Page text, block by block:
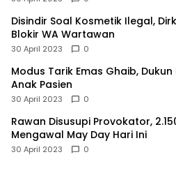
Disindir Soal Kosmetik Ilegal,
Blokir WA Wartawan
30 April 2023 0
Modus Tarik Emas Ghaib,
Anak Pasien
30 April 2023 0
Rawan Disusupi Provokator,
Mengawal May Day Hari Ini
30 April 2023 0